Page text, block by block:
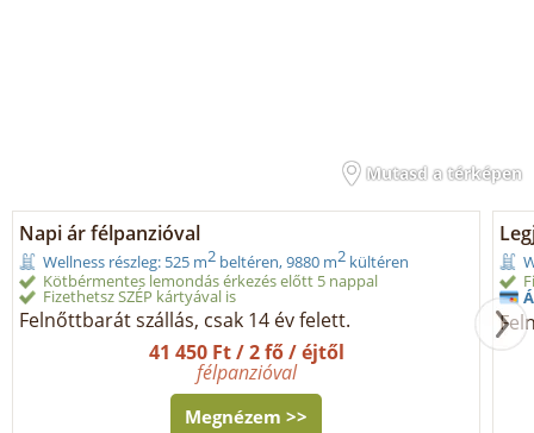
Mutasd a térképen
Napi ár félpanzióval
Wellness részleg: 525 m2 beltéren, 9880 m2 kültéren
Kötbérmentes lemondás érkezés előtt 5 nappal
Fizethetsz SZÉP kártyával is
Felnőttbarát szállás, csak 14 év felett.
41 450 Ft / 2 fő / éjtől
félpanzióval
Megnézem >>